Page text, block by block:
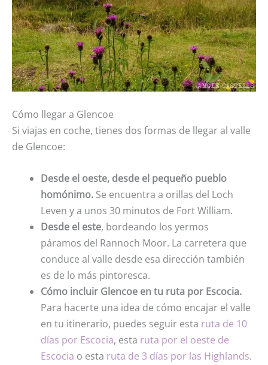
Cómo llegar a Glencoe
Si viajas en coche, tienes dos formas de llegar al valle
de Glencoe:
Desde el oeste, desde el pequeño pueblo
homónimo. Se encuentra a orillas del Loch
Leven y a unos 30 minutos de Fort William.
Desde el este, bordeando los yermos
páramos del Rannoch Moor. La carretera que
conduce al valle desde esa dirección también
es de lo más pintoresca.
Cómo incluir Glencoe en tu ruta por Escocia.
Para hacerte una idea de cómo encajar el valle
en tu itinerario, puedes seguir esta ruta de 10
días por Escocia, esta ruta por el oeste de
Escocia o esta ruta de 3 días por las Highlands.